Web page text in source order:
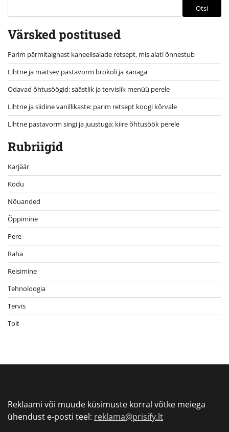
Otsi
Värsked postitused
Parim pärmitaignast kaneelisaiade retsept, mis alati õnnestub
Lihtne ja maitsev pastavorm brokoli ja kanaga
Odavad õhtusöögid: säästlik ja tervislik menüü perele
Lihtne ja siidine vanillikaste: parim retsept koogi kõrvale
Lihtne pastavorm singi ja juustuga: kiire õhtusöök perele
Rubriigid
Karjäär
Kodu
Nõuanded
Õppimine
Pere
Raha
Reisimine
Tehnoloogia
Tervis
Toit
Reklaami või muude küsimuste korral võtke meiega
ühendust e-posti teel: reklama@prisify.lt